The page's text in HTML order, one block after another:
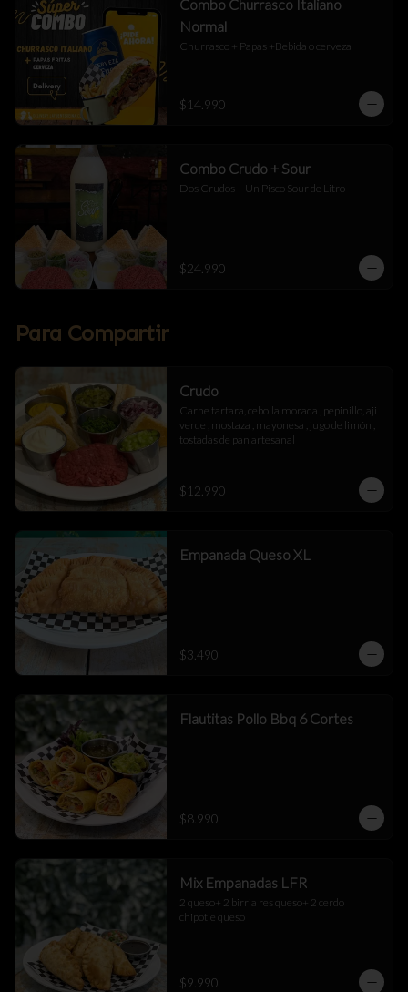
Combo Churrasco Italiano
Normal
Churrasco + Papas +Bebida o cerveza
$14.990
Combo Crudo + Sour
Dos Crudos + Un Pisco Sour de Litro
$24.990
Para Compartir
Crudo
Carne tartara, cebolla morada , pepinillo, aji
verde , mostaza , mayonesa , jugo de limón ,
tostadas de pan artesanal
$12.990
Empanada Queso XL
$3.490
Flautitas Pollo Bbq 6 Cortes
$8.990
Mix Empanadas LFR
2 queso+ 2 birria res queso+ 2 cerdo
chipotle queso
$9.990